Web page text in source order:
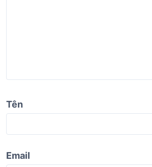
Tên
Email